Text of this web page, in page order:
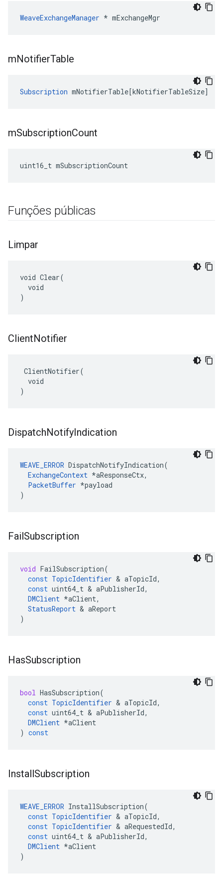
WeaveExchangeManager * mExchangeMgr
mNotifierTable
Subscription mNotifierTable[kNotifierTableSize]
mSubscriptionCount
uint16_t mSubscriptionCount
Funções públicas
Limpar
void Clear(
  void
)
ClientNotifier
ClientNotifier(
  void
)
DispatchNotifyIndication
WEAVE_ERROR DispatchNotifyIndication(
ExchangeContext *aResponseCtx,
PacketBuffer *payload
)
FailSubscription
void FailSubscription(
const TopicIdentifier & aTopicId,
const uint64_t & aPublisherId,
DMClient *aClient,
StatusReport & aReport
)
HasSubscription
bool HasSubscription(
const TopicIdentifier & aTopicId,
const uint64_t & aPublisherId,
DMClient *aClient
) const
InstallSubscription
WEAVE_ERROR InstallSubscription(
const TopicIdentifier & aTopicId,
const TopicIdentifier & aRequestedId,
const uint64_t & aPublisherId,
DMClient *aClient
)